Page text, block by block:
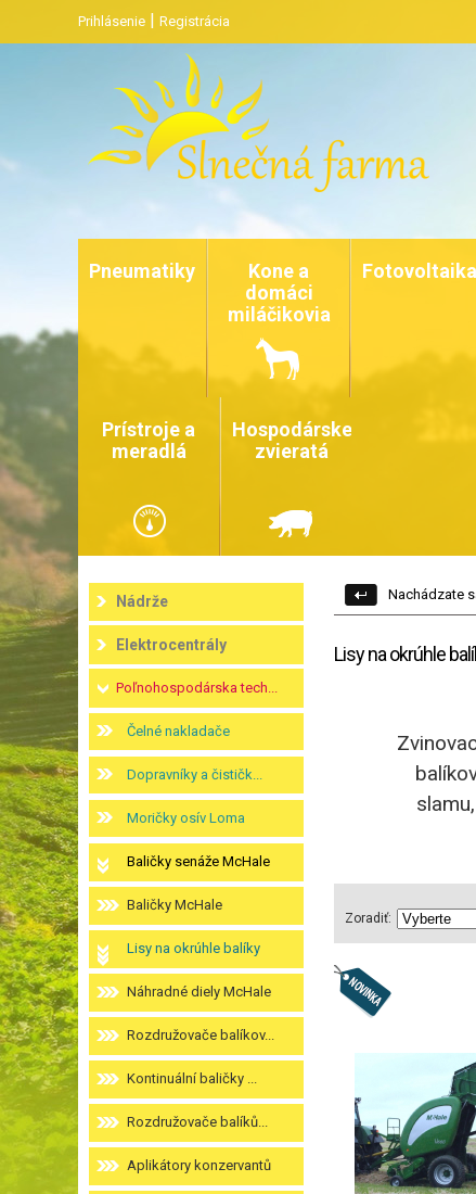
Prihlásenie | Registrácia
Pneumatiky
Kone a
domáci
miláčikovia
Fotovoltaika
Prístroje a
meradlá
Hospodárske
zvieratá
Nádrže
Elektrocentrály
Poľnohospodárska tech...
Čelné nakladače
Dopravníky a čističk...
Moričky osív Loma
Baličky senáže McHale
Baličky McHale
Lisy na okrúhle balíky
Náhradné diely McHale
Rozdružovače balíkov...
Kontinuální baličky ...
Rozdružovače balíků...
Aplikátory konzervantů
Nachádzate
Lisy na okrúhle
Zoradiť: